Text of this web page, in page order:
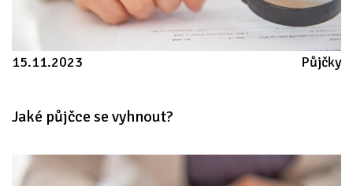
15.11.2023 Půjčky
Jaké půjčcesevyhnout?